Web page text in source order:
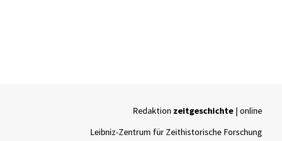
Redaktion zeitgeschichte | online
Leibniz-Zentrum für Zeithistorische Forschung